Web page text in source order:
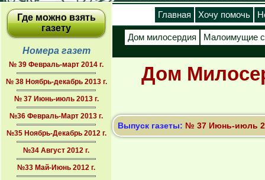
Где можно взять
газету
Номера газет
№ 39 Февраль-март 2014 г.
№ 38 Ноябрь-декабрь 2013 г.
№ 37 Июнь-июль 2013 г.
№36 Февраль-Март 2013 г.
№35 Ноябрь-Декабрь 2012 г.
№34 Август 2012 г.
№33 Май-Июнь 2012 г.
Главная Хочу помочь
Дом милосердия Малоимущие
Дом
Выпуск газеты: № 37 Июнь-июль